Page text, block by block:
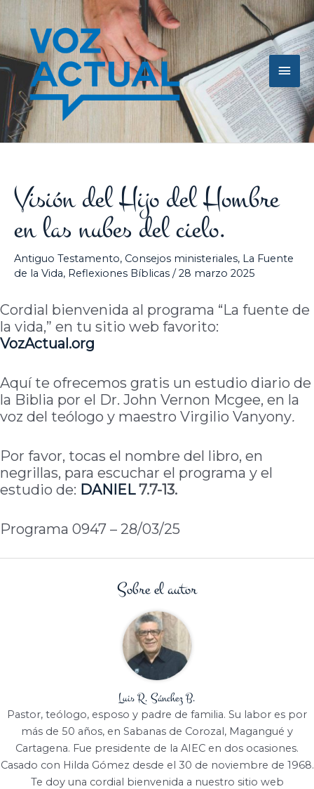
contenido
Visión del Hijo del Hombre
en las nubes del cielo.
Antiguo Testamento, Consejos ministeriales, La Fuente
de la Vida, Reflexiones Bíblicas /28 marzo 2025
Cordial bienvenida al programa “La fuente de
la vida,” en tu sitio web favorito:
VozActual.org
Aquí te ofrecemos gratis un estudio diario de
la Biblia por el Dr. John Vernon Mcgee, en la
voz del teólogo y maestro Virgilio Vanyony.
Por favor, tocas el nombre del libro, en
negrillas, para escuchar el programa y el
estudio de: DANIEL7.7-13.
Programa 0947 – 28/03/25
Sobre el autor
Luis R. Sánchez B.
Pastor, teólogo, esposo y padre de familia. Su labor es por
más de 50 años, en Sabanas de Corozal, Magangué y
Cartagena. Fue presidente de la AIEC en dos ocasiones.
Casado con Hilda Gómez desde el 30 de noviembre de 1968.
Te doy una cordial bienvenida a nuestro sitio web